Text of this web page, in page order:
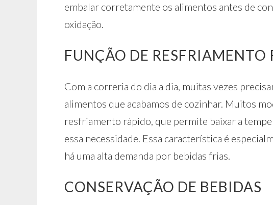
embalar corretamente os alimentos antes de
oxidação.
FUNÇÃO DE RESFRIAMENTO
Com a correria do dia a dia, muitas vezes
alimentos que acabamos de cozinhar. Muitos
resfriamento rápido, que permite baixar a
essa necessidade. Essa característica é
há uma alta demanda por bebidas frias.
CONSERVAÇÃO DE BEBIDAS